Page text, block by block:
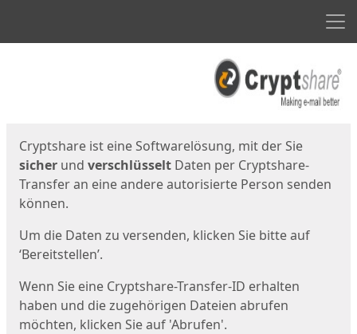
Cryptshare ist eine Softwarelösung, mit der Sie
sicher und verschlüsselt Daten per Cryptshare-
Transfer an eine andere autorisierte Person senden
können.
Um die Daten zu versenden, klicken Sie bitte auf
‘Bereitstellen’.
Wenn Sie eine Cryptshare-Transfer-ID erhalten
haben und die zugehörigen Dateien abrufen
möchten, klicken Sie auf 'Abrufen'.